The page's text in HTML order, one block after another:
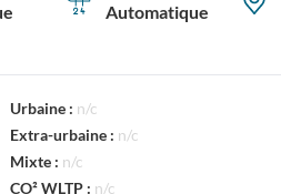
Automatique
Urbaine : n/c
Extra-urbaine : n/c
Mixte : n/c
CO² WLTP : n/c